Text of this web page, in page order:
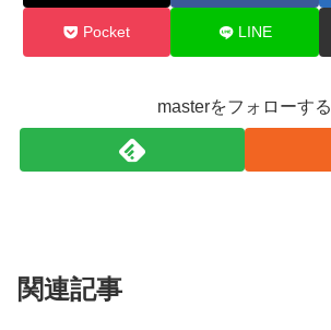
Pocket LINE
masterをフォローする
関連記事